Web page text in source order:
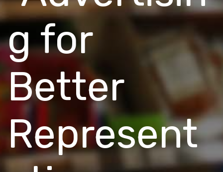
g for
Better
Represent